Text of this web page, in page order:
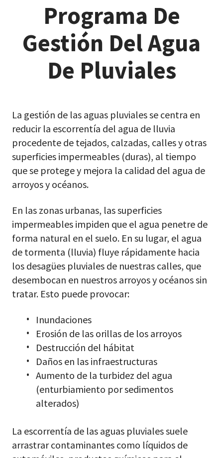
Programa De
Gestión Del Agua
De Pluviales
La gestión de las aguas pluviales se centra en
reducir la escorrentía del agua de lluvia
procedente de tejados, calzadas, calles y otras
superficies impermeables (duras), al tiempo
que se protege y mejora la calidad del agua de
arroyos y océanos.
En las zonas urbanas, las superficies
impermeables impiden que el agua penetre de
forma natural en el suelo. En su lugar, el agua
de tormenta (lluvia) fluye rápidamente hacia
los desagües pluviales de nuestras calles, que
desembocan en nuestros arroyos y océanos sin
tratar. Esto puede provocar:
Inundaciones
Erosión de las orillas de los arroyos
Destrucción del hábitat
Daños en las infraestructuras
Aumento de la turbidez del agua
(enturbiamiento por sedimentos
alterados)
La escorrentía de las aguas pluviales suele
arrastrar contaminantes como líquidos de